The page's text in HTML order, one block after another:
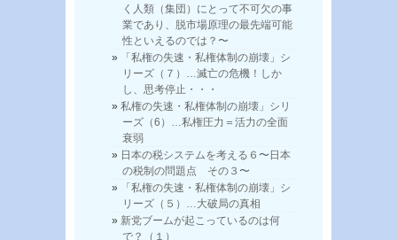
く人類（集団）にとって不可欠の事
業であり、脱市場原理の最先端可能
性といえるのでは？〜
「私権の失速・私権体制の崩壊」シ
リーズ（７）…滅亡の危機！しか
し、思考停止・・・
私権の失速・私権体制の崩壊」シリ
ーズ（6）…私権圧力＝活力の全面
衰弱
日本の税システムを考える６〜日本
の税制の問題点 その３〜
「私権の失速・私権体制の崩壊」シ
リーズ（５）…大破局の真相
新党ブームが起こっているのは何
で？（１）